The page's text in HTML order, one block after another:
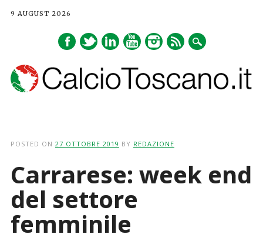
9 AUGUST 2026
POSTED ON 27 OTTOBRE 2019 BY REDAZIONE
Carrarese: week end
del settore
femminile